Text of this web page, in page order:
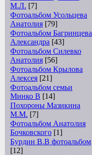
М.Л. [7]
Фотоальбом Усольцева
Анатолия [79]
Фотоальбом Багринцева
Александра [43]
Фотоальбом Силевко
Анатолия [56]
Фотоальбом Крылова
Алексея [21]
Фотоальбом семьи
Минко В [14]
Похороны Мазикина
М.М. [7]
Фотоальбом Анатолия
Бочковского [1]
Бурдин В.В фотоальбом
[12]